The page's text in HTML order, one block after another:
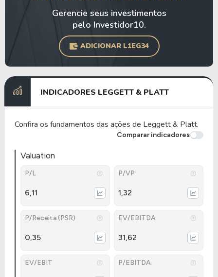
Gerencie seus investimentos
pelo Investidor10.
ADICIONAR L1EG34
INDICADORES LEGGETT & PLATT
Confira os fundamentos das ações de Leggett & Platt.
Comparar indicadores
Valuation
P/L
6,11
P/VP
1,32
P/Receita (PSR)
0,35
EV/EBITDA
31,62
EV/EBIT P/EBITDA